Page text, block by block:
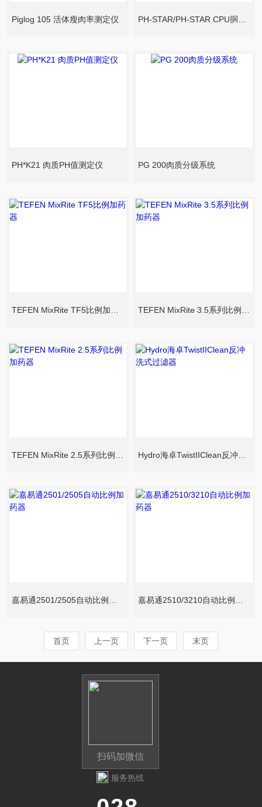
Piglog 105 活体瘦肉率测定仪 PH-STAR/PH-STAR CPU胴体肌肉PH值测定仪
PH*K21 肉质PH值测定仪 PG 200肉质分级系统
嘉易通2501/2505自动比例加药器 嘉易通2510/3210自动比例加药器
首页 上一页 下一页 末页
扫码加微信
服务热线